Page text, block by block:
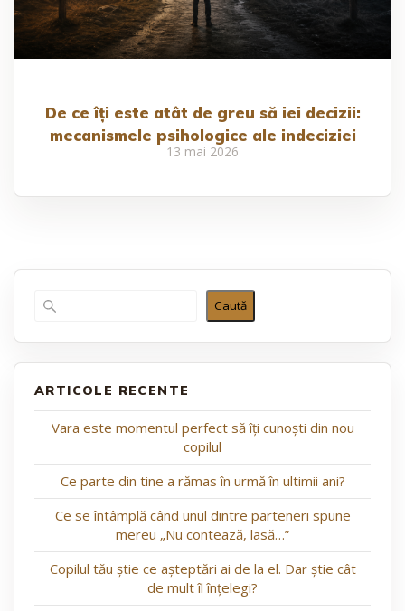
De ce îți este atât de greu să iei decizii:
mecanismele psihologice ale indeciziei
13 mai 2026
Caută
ARTICOLE RECENTE
Vara este momentul perfect să îți cunoști din nou
copilul
Ce parte din tine a rămas în urmă în ultimii ani?
Ce se întâmplă când unul dintre parteneri spune
mereu „Nu contează, lasă…”
Copilul tău știe ce așteptări ai de la el. Dar știe cât
de mult îl înțelegi?